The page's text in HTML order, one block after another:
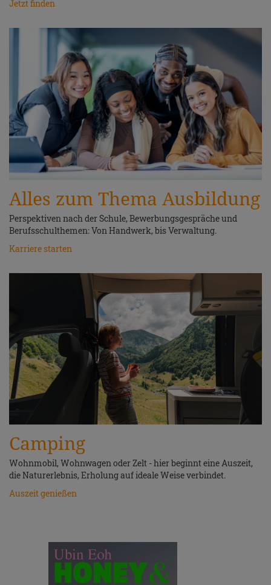
Jetzt finden
Alles zum Thema Ausbildung
Perspektiven nach der Schule, Bewerbungsgespräche und
Berufsschulthemen: Von Handwerk, bis Verwaltung.
Karriere starten
Camping
Wohnmobil, Wohnwagen oder Zelt - hier beginnt eine Auszeit,
die Naturerlebnis, Erholung auf ideale Weise verbindet.
Auszeit genießen